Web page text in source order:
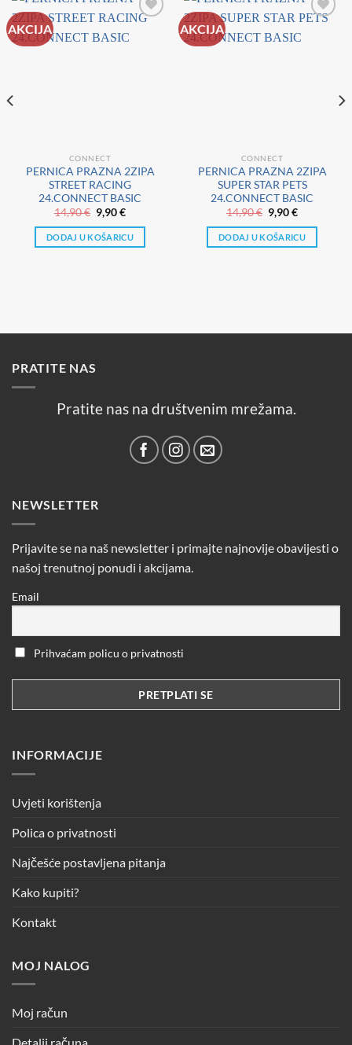
AKCIJA
CONNECT
PERNICA PRAZNA 2ZIPA
STREET RACING
24.CONNECT BASIC
14,90€ Izvorna
cijena
bila
je:
9,90€Trenutna
je:
9,90 €.
DODAJ U KOŠARICU
AKCIJA
CONNECT
PERNICA PRAZNA 2ZIPA
SUPER STAR PETS
24.CONNECT BASIC
14,90€ Izvorna
cijena
bila
je:
9,90€Trenutna
je:
9,90 €.
DODAJ U KOŠARICU
PRATITE NAS
Pratite nas na društvenim mrežama.
NEWSLETTER
Prijavite se na naš newsletter i primajte najnovije obavijesti o
našoj trenutnoj ponudi i akcijama.
Email
Prihvaćam policu o privatnosti
INFORMACIJE
Uvjeti korištenja
Polica o privatnosti
Najčešće postavljena pitanja
Kako kupiti?
Kontakt
MOJ NALOG
Moj račun